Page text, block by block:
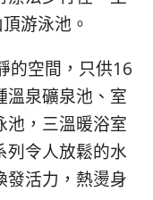
游泳池。
的空間，只供16
溫泉礦泉池、室
池，三溫暖浴室
列令人放鬆的水
發活力，熱燙身